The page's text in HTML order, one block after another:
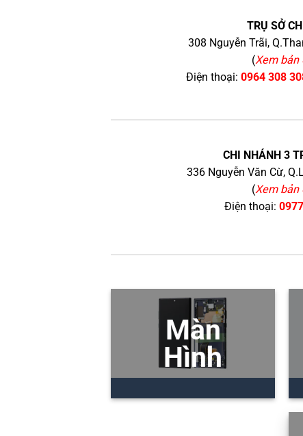
TRỤ SỞ
308 Nguyễn Trãi,
(Xem bản
Điện thoại: 0964 308
CHI NHÁNH 3
336 Nguyễn Văn Cừ,
(Xem bản
Điện thoại:
Màn
Hình